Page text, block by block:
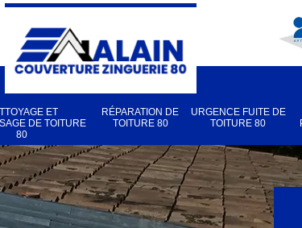
ET
DE TOITURE
80
RÉPARATION DE
TOITURE 80
URGENCE FUITE DE
TOITURE 80